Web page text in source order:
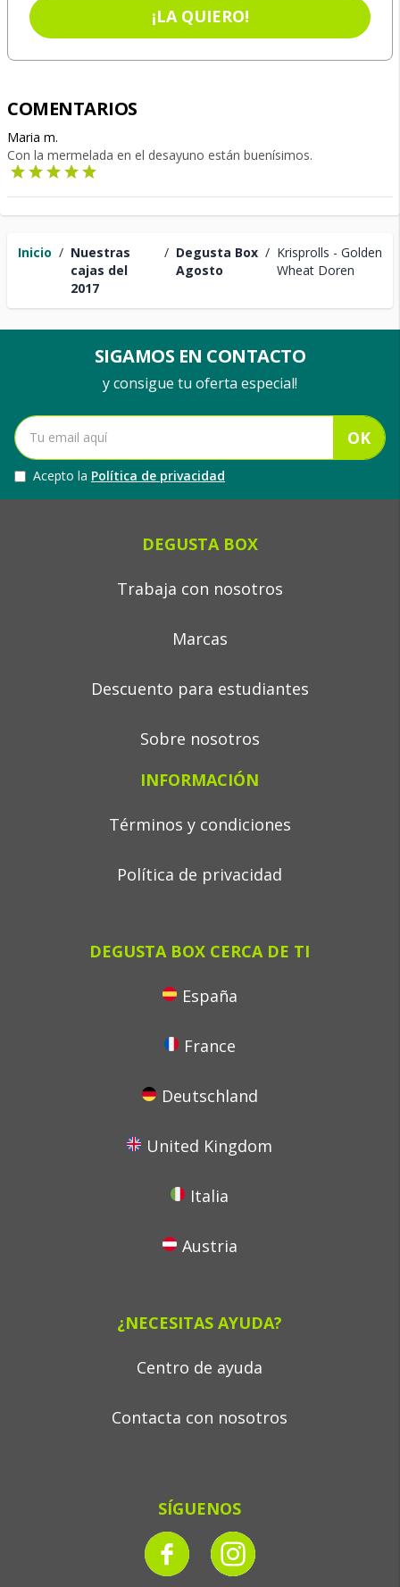
Inicio / Nuestras
cajas del
2017
/ Degusta Box
Agosto
/ Krisprolls - Golden
Wheat Doren
¡LA QUIERO!
COMENTARIOS
Maria m.
Con la mermelada en el desayuno están buenísimos.
SIGAMOS EN CONTACTO
y consigue tu oferta especial!
OK
Acepto la Política de privacidad
DEGUSTA BOX
Trabaja con nosotros
Marcas
Descuento para estudiantes
Sobre nosotros
INFORMACIÓN
Términos y condiciones
Política de privacidad
DEGUSTA BOX CERCA DE TI
España
France
Deutschland
United Kingdom
Italia
Austria
¿NECESITAS AYUDA?
Centro de ayuda
Contacta con nosotros
SÍGUENOS